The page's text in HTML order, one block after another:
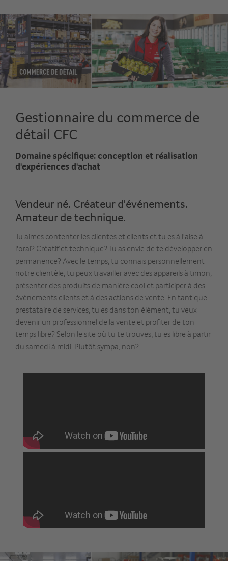
Gestionnaire du commerce de
détail CFC
Domaine spécifique: conception et réalisation
d'expériences d'achat
Vendeur né. Créateur d'événements.
Amateur de technique.
Tu aimes contenter les clientes et clients et tu es à l'aise à
l'oral? Créatif et technique? Tu as envie de te développer en
permanence? Avec le temps, tu connais personnellement
notre clientèle, tu peux travailler avec des appareils à timon,
présenter des produits de manière cool et participer à des
événements clients et à des actions de vente. En tant que
prestataire de services, tu es dans ton élément, tu veux
devenir un professionnel de la vente et profiter de ton
temps libre? Selon le site où tu te trouves, tu es libre à partir
du samedi à midi. Plutôt sympa, non?